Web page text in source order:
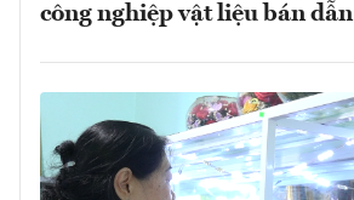
công nghiệp vật liệu bán dẫn